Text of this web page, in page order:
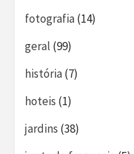
fotografia(14)
geral (99)
história(7)
hoteis (1)
jardins (38)